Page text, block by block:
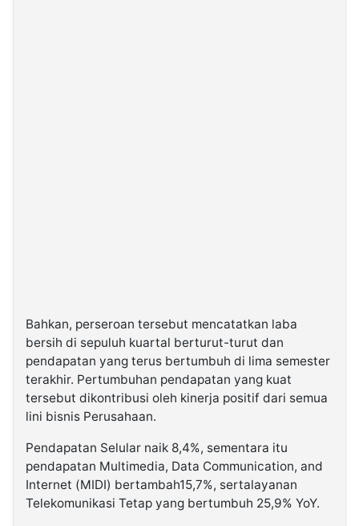
Bahkan, perseroan tersebut mencatatkan laba
bersih di sepuluh kuartal berturut-turut dan
pendapatan yang terus bertumbuh di lima semester
terakhir. Pertumbuhan pendapatan yang kuat
tersebut dikontribusi oleh kinerja positif dari semua
lini bisnis Perusahaan.
Pendapatan Selular naik 8,4%, sementara itu
pendapatan Multimedia, Data Communication, and
Internet (MIDI) bertambah15,7%, sertalayanan
Telekomunikasi Tetap yang bertumbuh 25,9% YoY.